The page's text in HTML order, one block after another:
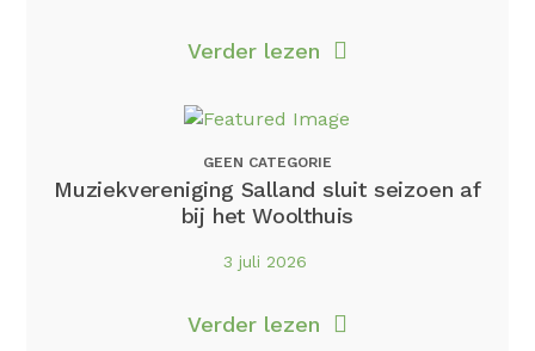
Verder lezen
GEEN CATEGORIE
Muziekvereniging Salland sluit seizoen af
bij het Woolthuis
3 juli 2026
Verder lezen